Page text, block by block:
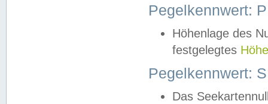
Pegelkennwert:
Höhenlage des
festgelegtes
Pegelkennwert:
Das